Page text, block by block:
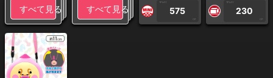
すべて見る すべて見る
1PLAY
575
CP
1PLAY
230
CP